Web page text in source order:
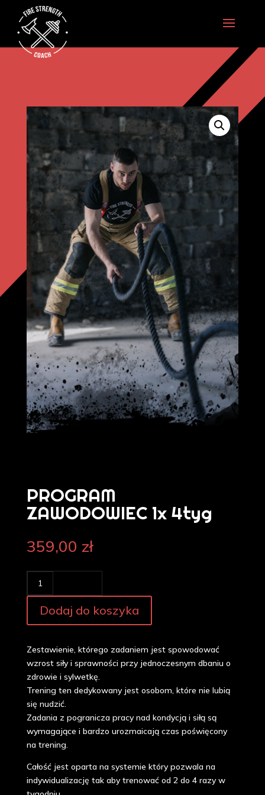
PROGRAM
ZAWODOWIEC 1x 4tyg
359,00 zł
ZAWODOWIEC
Dodaj do koszyka
Zestawienie, którego zadaniem jest spowodować
wzrost siły i sprawności przy jednoczesnym dbaniu o
zdrowie i sylwetkę.
Trening ten dedykowany jest osobom, które nie lubią
się nudzić.
Zadania z pogranicza pracy nad kondycją i siłą są
wymagające i bardzo urozmaicają czas poświęcony
na trening.
Całość jest oparta na systemie który pozwala na
indywidualizację tak aby trenować od 2 do 4 razy w